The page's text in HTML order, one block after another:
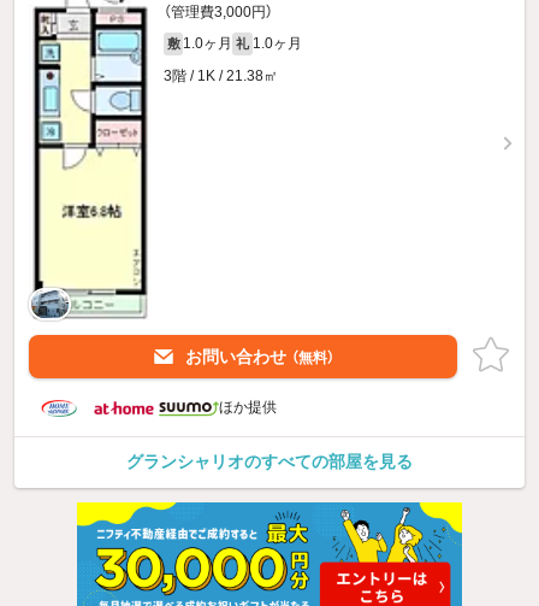
（管理費3,000円）
敷 1.0ヶ月 礼 1.0ヶ月
3階 / 1K / 21.38㎡
お問い合わせ （無料）
ほか提供
グランシャリオのすべての部屋を見る